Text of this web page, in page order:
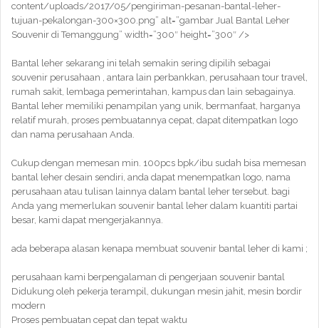
content/uploads/2017/05/pengiriman-pesanan-bantal-leher-
tujuan-pekalongan-300×300.png” alt=”gambar Jual Bantal Leher
Souvenir di Temanggung” width=”300″ height=”300″ />
Bantal leher sekarang ini telah semakin sering dipilih sebagai
souvenir perusahaan , antara lain perbankkan, perusahaan tour travel,
rumah sakit, lembaga pemerintahan, kampus dan lain sebagainya.
Bantal leher memiliki penampilan yang unik, bermanfaat, harganya
relatif murah, proses pembuatannya cepat, dapat ditempatkan logo
dan nama perusahaan Anda.
Cukup dengan memesan min. 100pcs bpk/ibu sudah bisa memesan
bantal leher desain sendiri, anda dapat menempatkan logo, nama
perusahaan atau tulisan lainnya dalam bantal leher tersebut. bagi
Anda yang memerlukan souvenir bantal leher dalam kuantiti partai
besar, kami dapat mengerjakannya.
ada beberapa alasan kenapa membuat souvenir bantal leher di kami ;
perusahaan kami berpengalaman di pengerjaan souvenir bantal
Didukung oleh pekerja terampil, dukungan mesin jahit, mesin bordir
modern
Proses pembuatan cepat dan tepat waktu